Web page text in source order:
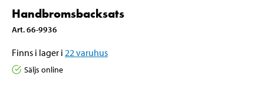
Handbromsbacksats
Art.66-9936
Finns i lager i 22 varuhus
Säljs online